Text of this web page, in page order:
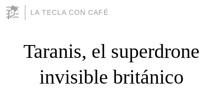
LA TECLA CON CAFÉ
Taranis, el superdrone
invisible británico